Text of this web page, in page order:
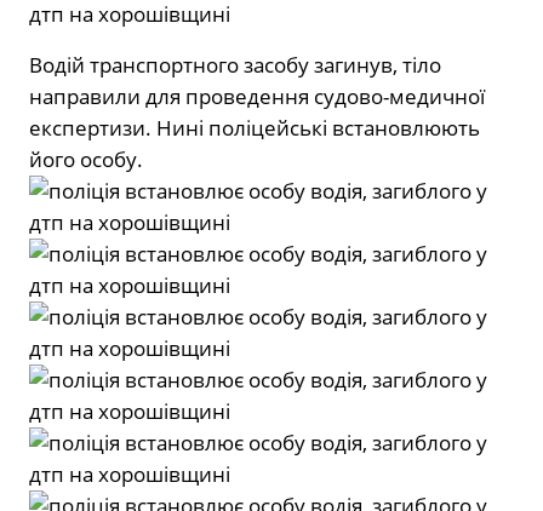
Водій транспортного засобу загинув, тіло
направили для проведення судово-медичної
експертизи. Нині поліцейські встановлюють
його особу.